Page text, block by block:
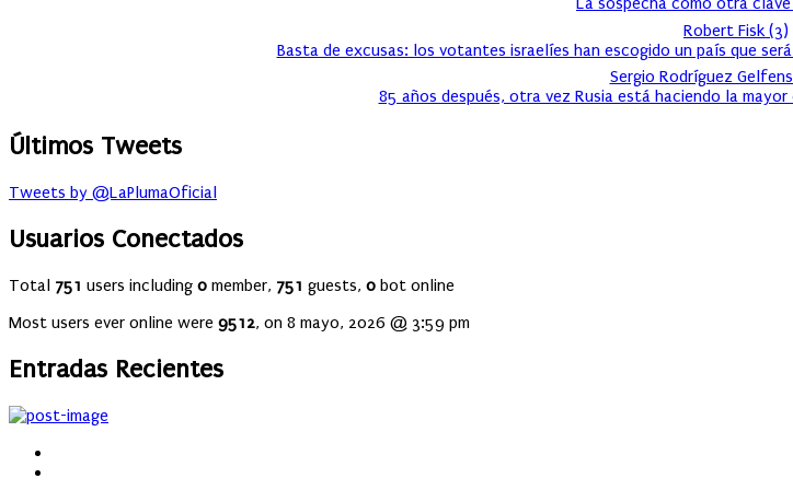
Robert Fisk (3)
Basta de excusas: los votantes israelíes han escogido un país que
Sergio Rodríguez
85 años después, otra vez Rusia está haciendo la
Últimos Tweets
Tweets by @LaPlumaOficial
Usuarios Conectados
Total 751 users including 0 member, 751 guests, 0 bot online
Most users ever online were 9512, on 8 mayo, 2026 @ 3:59 pm
Entradas Recientes